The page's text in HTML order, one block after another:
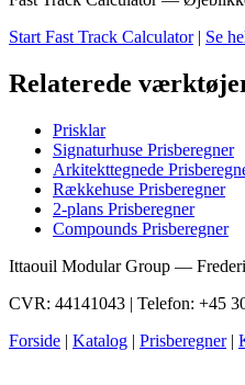
Start Fast Track Calculator| Se
Relaterede
Prisklar
Signaturhuse Prisberegner
Arkitekttegnede
Rækkehuse Prisberegner
2-plans Prisberegner
Compounds Prisberegner
Ittaouil Modular Group —
CVR: 44141043 | Telefon: +45
Forside | Katalog | Prisberegner|